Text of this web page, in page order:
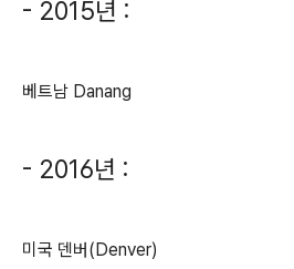
- 2015년 :
베트남 Danang
- 2016년 :
미국 덴버(Denver)